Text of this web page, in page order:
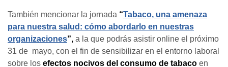
También mencionar la jornada “Tabaco, una amenaza
para nuestra salud: cómo abordarlo en nuestras
organizaciones”, a la que podrás asistir online el próximo
31 de mayo, con el fin de sensibilizar en el entorno laboral
sobre los efectos nocivos del consumo de tabaco en